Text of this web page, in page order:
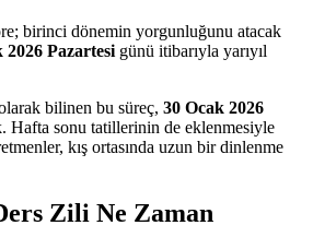
birinci dönemin yorgunluğunu atacak
2026 Pazartesi günü itibarıyla yarıyıl
bilinen bu süreç, 30 Ocak 2026
Hafta sonu tatillerinin de eklenmesiyle
kış ortasında uzun bir dinlenme
Zili Ne Zaman